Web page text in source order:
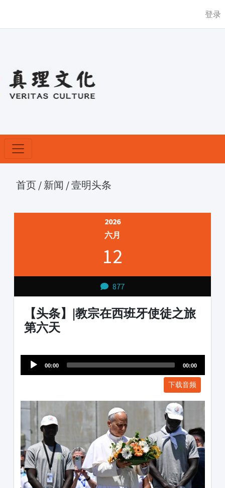
登录
首页 / 新闻 /壹明头条
2026
六月
12
877
【头条】|教宗在西班牙使徒之旅
第六天
Player
00:00 00:00
下载音频